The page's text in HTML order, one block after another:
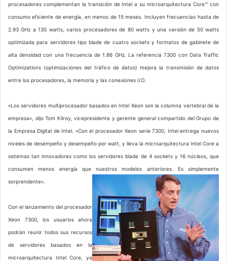
procesadores complementan la transición de Intel a su microarquitectura Core™ con
consumo eficiente de energía, en menos de 15 meses. Incluyen frecuencias hasta de
2.93 GHz a 130 watts, varios procesadores de 80 watts y una versión de 50 watts
optimizada para servidores tipo blade de cuatro sockets y formatos de gabinete de
alta densidad con una frecuencia de 1.86 GHz. La referencia 7300 con Data Traffic
Optimizations (optimizaciones del tráfico de datos) mejora la transmisión de datos
entre los procesadores, la memoria y las conexiones I/O.
«Los servidores multiprocesador basados en Intel Xeon son la columna vertebral de la
empresa», dijo Tom Kilroy, vicepresidente y gerente general compartido del Grupo de
la Empresa Digital de Intel. «Con el procesador Xeon serie 7300, Intel entrega nuevos
niveles de desempeño y desempeño por watt, y lleva la microarquitectura Intel Core a
sistemas tan innovadores como los servidores blade de 4 sockets y 16 núcleos, que
consumen menos energía que nuestros modelos anteriores. Es simplemente
sorprendente».
Con el lanzamiento del procesador
Xeon 7300, los usuarios ahora
podrán reunir todos sus recursos
de servidores basados en la
microarquitectura Intel Core, ya